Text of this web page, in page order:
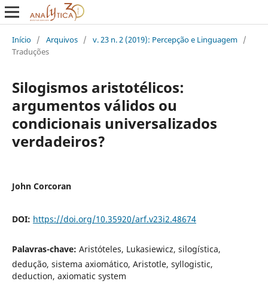
Início / Arquivos / v. 23 n. 2 (2019): Percepção e Linguagem /
Traduções
Silogismos aristotélicos:
argumentos válidos ou
condicionais universalizados
verdadeiros?
John Corcoran
DOI: https://doi.org/10.35920/arf.v23i2.48674
Palavras-chave: Aristóteles, Lukasiewicz, silogística,
dedução, sistema axiomático, Aristotle, syllogistic,
deduction, axiomatic system